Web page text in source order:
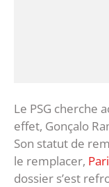
Le PSG cherche
effet, Gonçalo
Son statut de
le remplacer,
dossier s’est